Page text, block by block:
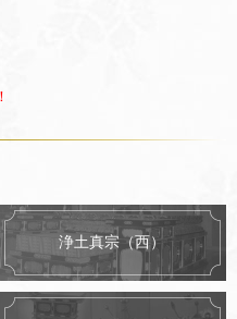
浄土真宗（西）